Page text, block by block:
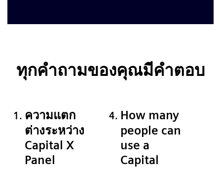
ทุกคำถามของคุณมีคำตอบ
ความแตก
ต่างระหว่าง
Capital X
Panel
How many
people can
use a
Capital